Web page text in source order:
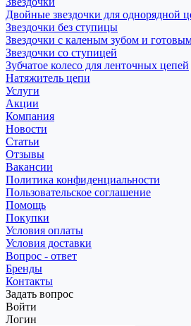
Двойные звездочки для однорядной
Звездочки без ступицы
Звездочки с каленым зубом и
Звездочки со ступицей
Зубчатое колесо для ленточных цепей
Натяжитель цепи
Услуги
Акции
Компания
Новости
Статьи
Отзывы
Вакансии
Политика конфиденциальности
Пользовательское соглашение
Помощь
Покупки
Условия оплаты
Условия доставки
Вопрос - ответ
Бренды
Контакты
Задать вопрос
Войти
Логин